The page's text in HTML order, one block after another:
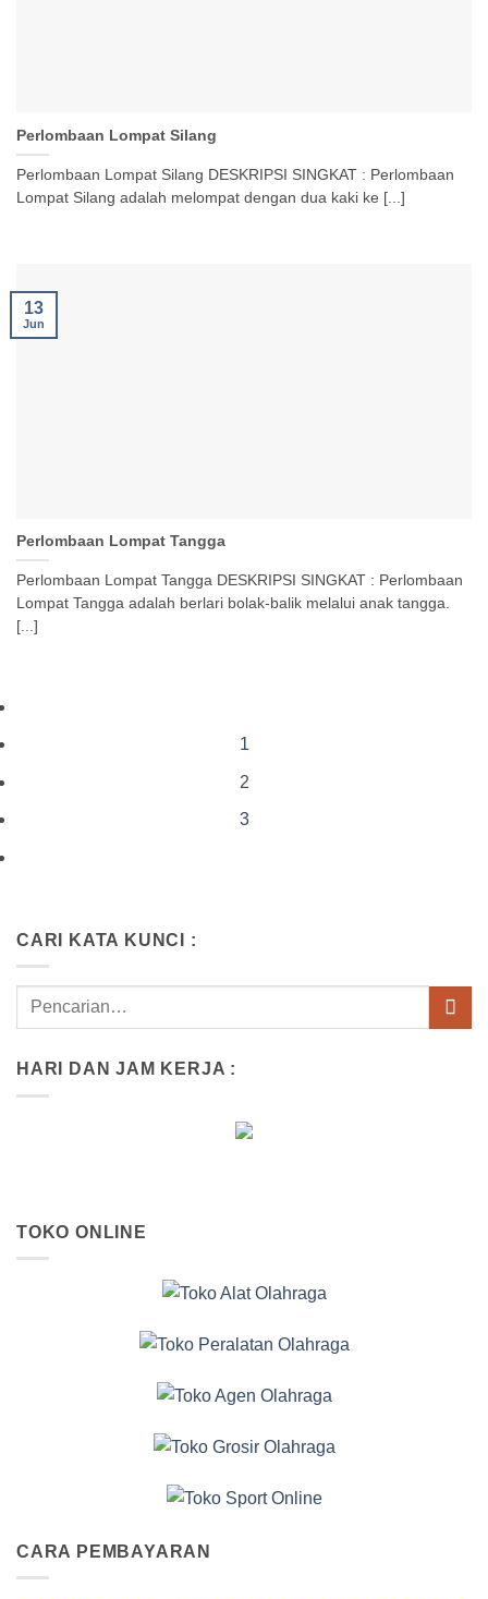
Perlombaan Lompat Silang
Perlombaan Lompat Silang DESKRIPSI SINGKAT : Perlombaan
Lompat Silang adalah melompat dengan dua kaki ke [...]
Perlombaan Lompat Tangga
Perlombaan Lompat Tangga DESKRIPSI SINGKAT : Perlombaan
Lompat Tangga adalah berlari bolak-balik melalui anak tangga.
[...]
13
Jun
1
2
3
CARI KATA KUNCI :
HARI DAN JAM KERJA :
TOKO ONLINE
CARA PEMBAYARAN